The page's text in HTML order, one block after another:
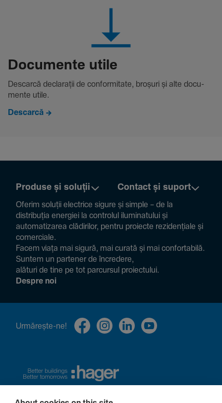
Docu­mente utile
Descarcă decla­rații de conformitate, broșuri și alte docu­
mente utile.
Descarcă
Produse și soluții Contact și suport
Oferim soluții electrice sigure și simple – de la
distribuția energiei la controlul ilumi­na­tului și
auto­ma­ti­zarea clădi­rilor, pentru proiecte rezi­den­țiale și
comer­ciale.
Facem viața mai sigură, mai curată și mai confor­ta­bilă.
Suntem un partener de încre­dere,
alături de tine pe tot parcursul proiec­tului.
Despre noi
Urmă­rește-ne!